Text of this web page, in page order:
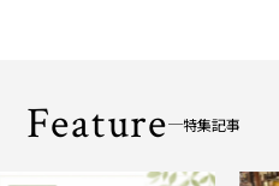
Feature 特集記事